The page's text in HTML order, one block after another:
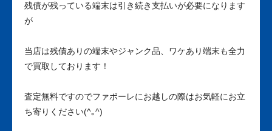
残債が残っている端末は引き続き支払いが必要になります
が
当店は残債ありの端末やジャンク品、ワケあり端末も全力
で買取しております！
査定無料ですのでファボーレにお越しの際はお気軽にお立
ち寄りください(^｡^)